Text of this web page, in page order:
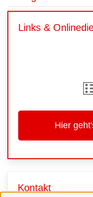
Links &
Hier
Kontakt